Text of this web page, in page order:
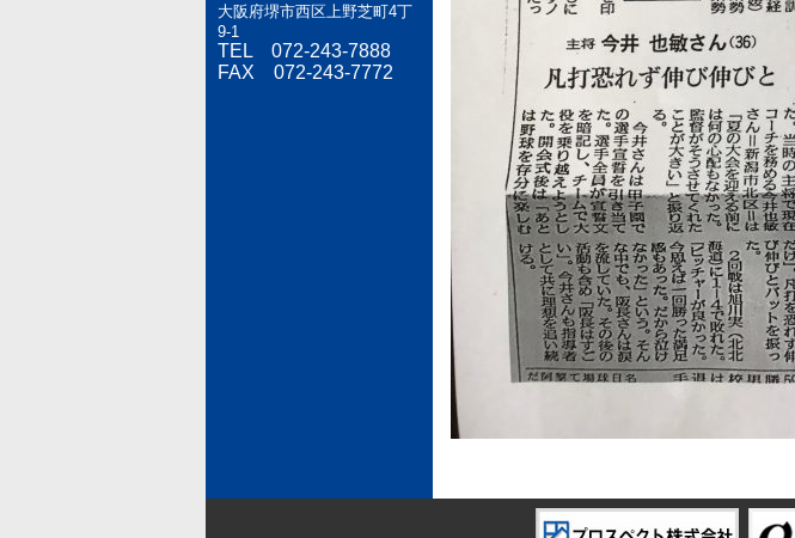
大阪府堺市西区上野芝町4丁
9-1
TEL 072-243-7888
FAX 072-243-7772